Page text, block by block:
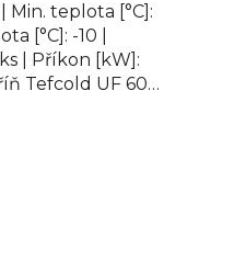
Min. teplota [°C]:
[°C]: -10 |
| Příkon [kW]:
Tefcold UF 600